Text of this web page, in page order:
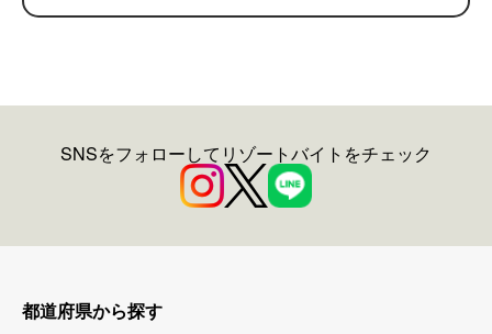
SNSをフォローしてリゾートバイトをチェック
都道府県から探す